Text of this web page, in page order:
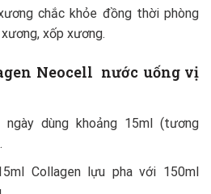
chắc khỏe đồng thời phòng
xốp xương.
Neocell nước uống vị
dùng khoảng 15ml (tương
Collagen lựu pha với 150ml